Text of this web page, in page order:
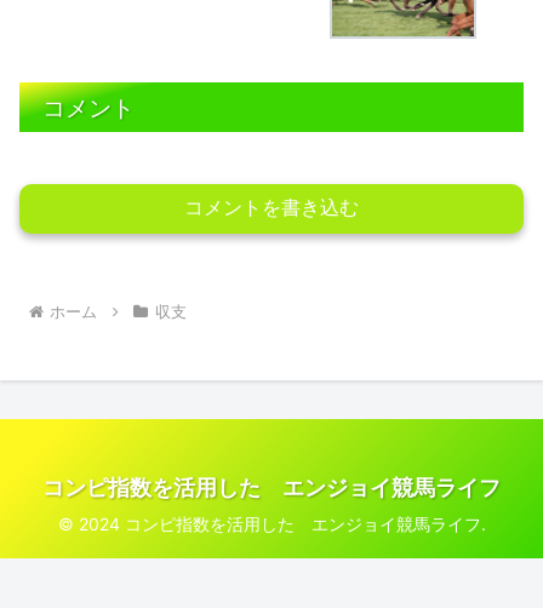
コメント
コメントを書き込む
ホーム 収支
コンピ指数を活用した エンジョイ競馬ライフ
© 2024 コンピ指数を活用した エンジョイ競馬ライフ.